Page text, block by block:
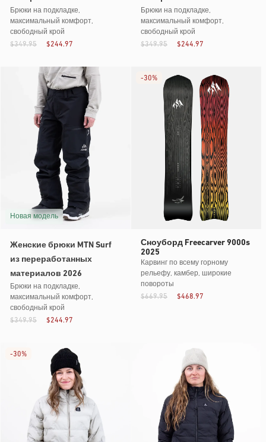
Брюки на подкладке,
максимальный комфорт,
свободный крой
$244.97
$349.95
Брюки на подкладке,
максимальный комфорт,
свободный крой
$244.97
$349.95
Новая модель
Женские брюки MTN Surf
из переработанных
материалов 2026
Брюки на подкладке,
максимальный комфорт,
свободный крой
$244.97
$349.95
Сноуборд Freecarver 9000s
2025
Карвинг по всему горному
рельефу, камбер, широкие
повороты
$468.97
$669.95
-30%
-30%